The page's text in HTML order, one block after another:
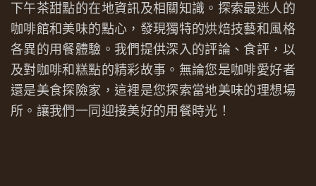
下午茶甜點的在地資訊及相關知識。探索最迷人的
咖啡館和美味的點心，發現獨特的烘焙技藝和風格
各異的用餐體驗。我們提供深入的評論、食評，以
及對咖啡和糕點的精彩故事。無論您是咖啡愛好者
還是美食探險家，這裡是您探索當地美味的理想場
所。讓我們一同迎接美好的用餐時光！